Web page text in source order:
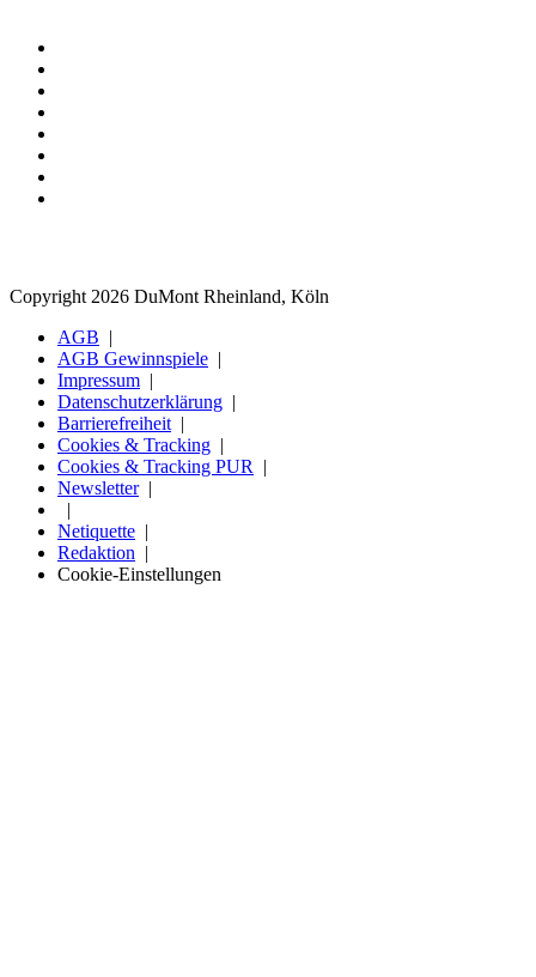
Copyright 2026 DuMont Rheinland, Köln
AGB
AGB Gewinnspiele
Impressum
Datenschutzerklärung
Barrierefreiheit
Cookies & Tracking
Cookies & Tracking PUR
Newsletter
Netiquette
Redaktion
Cookie-Einstellungen